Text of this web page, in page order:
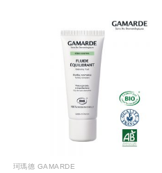
珂瑪德 GAMARDE